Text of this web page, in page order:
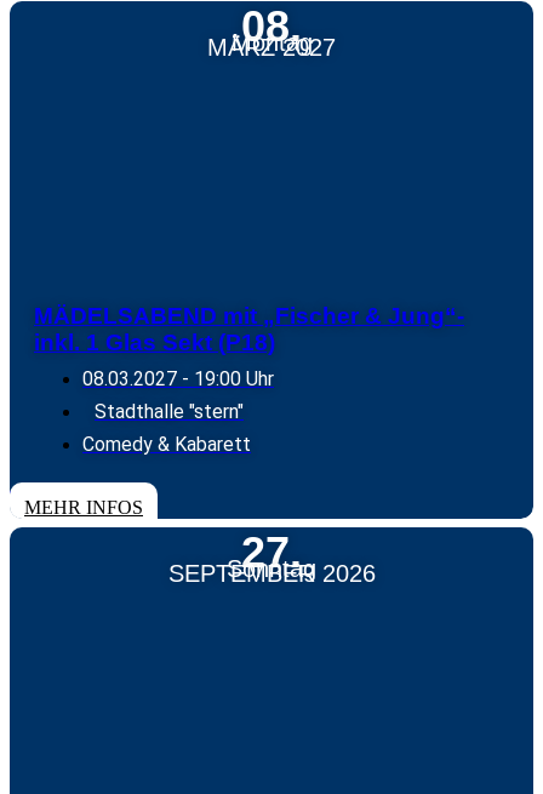
08.
MÄRZ 2027
Montag
MÄDELSABEND mit „Fischer & Jung“-
inkl. 1 Glas Sekt (P18)
08.03.2027 - 19:00 Uhr
Stadthalle "stern"
Comedy & Kabarett
TICKETS
MEHR INFOS
27.
SEPTEMBER 2026
Sonntag